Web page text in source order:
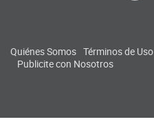
Quiénes Somos Términos de Uso
Publicite con Nosotros